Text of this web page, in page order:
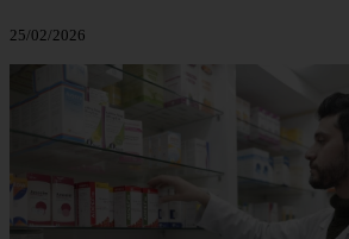
25/02/2026